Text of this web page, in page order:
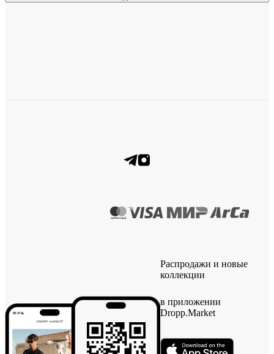
Распродажи и новые
коллекции
в приложении
Dropp.Market